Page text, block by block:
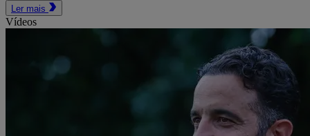
Ler mais
Vídeos